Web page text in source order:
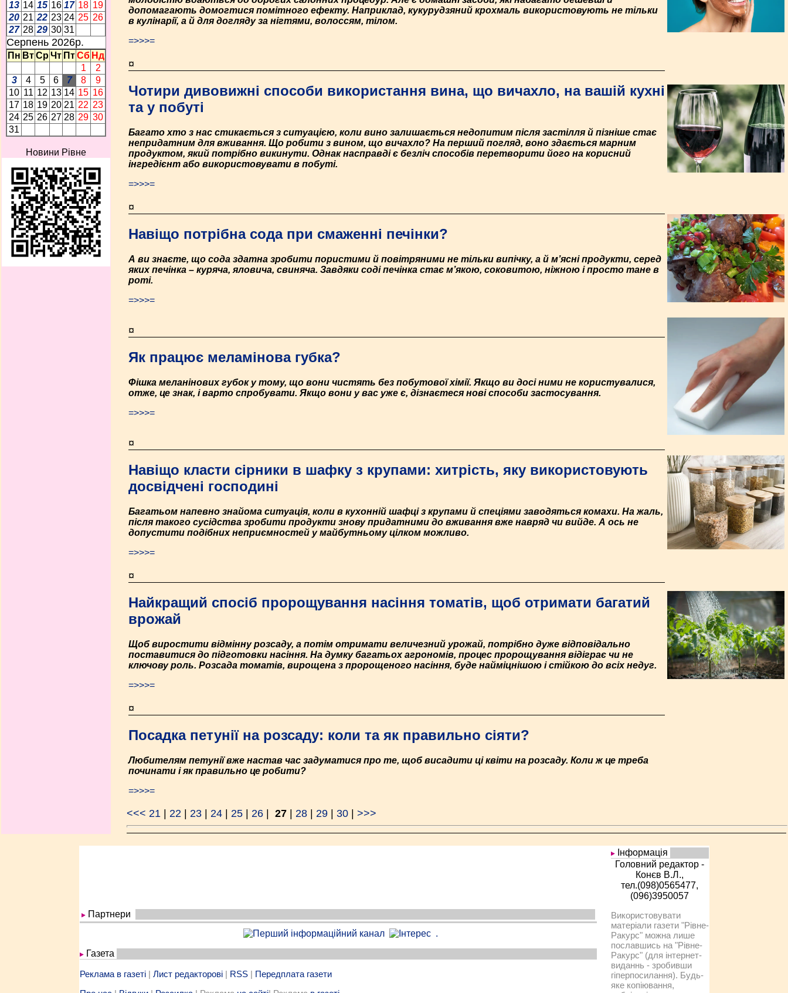
13 14 15 16 17 18 19
20 21 22 23 24 25 26
27 28 29 30 31
Серпень 2026p.
Пн ВтСрЧт ПтСб Нд
1
2
3
4 5 6 7 8
9
10 11 12 13 14 15 16
17 18 19 20 21 22 23
24 25 26 27 28 29 30
31
Новини Рівне
допомагають домогтися помітного ефекту. Наприклад, кукурудзяний крохмаль використовують не тільки
в кулінарії, а й для догляду за нігтями, волоссям, тілом.
=>>>=
¤
Чотири дивовижні способи використання вина, що вичахло, на вашій кухні
та у побуті
Багато хто з нас стикається з ситуацією, коли вино залишається недопитим після застілля й пізніше стає
непридатним для вживання. Що робити з вином, що вичахло? На перший погляд, воно здається марним
продуктом, який потрібно викинути. Однак насправді є безліч способів перетворити його на корисний
інгредієнт або використовувати в побуті.
=>>>=
¤
Навіщо потрібна сода при смаженні печінки?
А ви знаєте, що сода здатна зробити пористими й повітряними не тільки випічку, а й м’ясні продукти, серед
яких печінка – куряча, яловича, свиняча. Завдяки соді печінка стає м’якою, соковитою, ніжною і просто тане в
роті.
=>>>=
¤
Як працює меламінова губка?
Фішка меланінових губок у тому, що вони чистять без побутової хімії. Якщо ви досі ними не користувалися,
отже, це знак, і варто спробувати. Якщо вони у вас уже є, дізнаєтеся нові способи застосування.
=>>>=
¤
Навіщо класти сірники в шафку з крупами: хитрість, яку використовують
досвідчені господині
Багатьом напевно знайома ситуація, коли в кухонній шафці з крупами й спеціями заводяться комахи. На жаль,
після такого сусідства зробити продукти знову придатними до вживання вже навряд чи вийде. А ось не
допустити подібних неприємностей у майбутньому цілком можливо.
=>>>=
¤
Найкращий спосіб пророщування насіння томатів, щоб отримати багатий
врожай
Щоб виростити відмінну розсаду, а потім отримати величезний урожай, потрібно дуже відповідально
поставитися до підготовки насіння. На думку багатьох агрономів, процес пророщування відіграє чи не
ключову роль. Розсада томатів, вирощена з пророщеного насіння, буде найміцнішою і стійкою до всіх недуг.
=>>>=
¤
Посадка петунії на розсаду: коли та як правильно сіяти?
Любителям петунії вже настав час задуматися про те, щоб висадити ці квіти на розсаду. Коли ж це треба
починати і як правильно це робити?
=>>>=
<<< 21 22 23 24 25 26 27 28 29 30 >>>
Партнери
.
Газета
Реклама в газеті| Лист редакторові| RSS| Передплата газети
Інформація
Головний редактор -
Конєв В.Л.,
тел.(098)0565477,
(096)3950057
Використовувати
матеріали газети "Рівне-
Ракурс" можна лише
пославшись на "Рівне-
Ракурс" (для інтернет-
виданнь - зробивши
гіперпосилання). Будь-
яке копіювання,